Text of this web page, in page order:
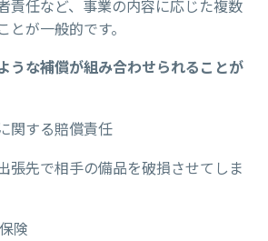
責任など、事業の内容に応じた複数
が一般的です。
うな補償が組み合わせられることが
関する賠償責任
張先で相手の備品を破損させてしま
険